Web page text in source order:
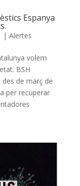
Espanya
| Alertes
volem
BSH
de març de
per recuperar